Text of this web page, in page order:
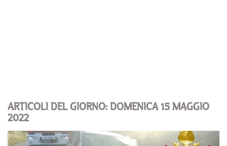
ARTICOLI DEL GIORNO: DOMENICA 15 MAGGIO
2022